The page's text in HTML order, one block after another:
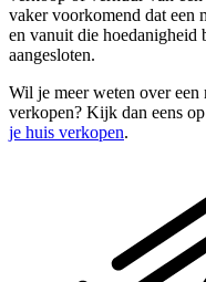
vaker voorkomend dat een
en vanuit die hoedanigheid
aangesloten.
Wil je meer weten over
verkopen? Kijk dan eens
je huis verkopen.